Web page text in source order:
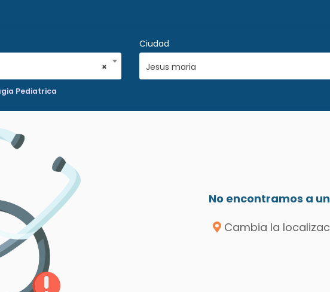
×
Ciudad
Jesus maria
Pediatrica
No encontramos a
Cambia la